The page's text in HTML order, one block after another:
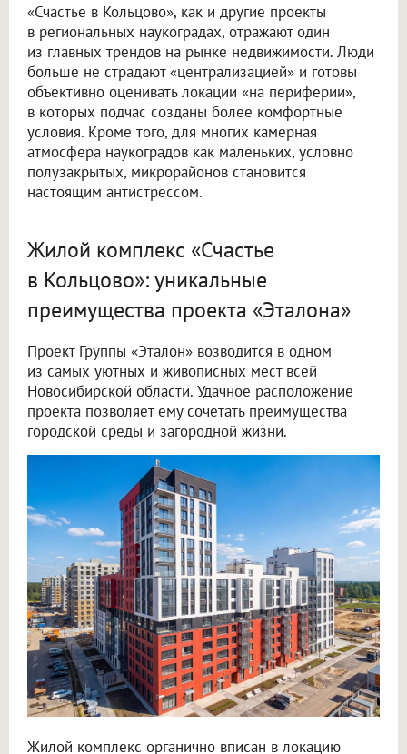
«Счастье в Кольцово», как и другие проекты
в региональных наукоградах, отражают один
из главных трендов на рынке недвижимости. Люди
больше не страдают «централизацией» и готовы
объективно оценивать локации «на периферии»,
в которых подчас созданы более комфортные
условия. Кроме того, для многих камерная
атмосфера наукоградов как маленьких, условно
полузакрытых, микрорайонов становится
настоящим антистрессом.
Жилой комплекс «Счастье
в Кольцово»: уникальные
преимущества проекта «Эталона»
Проект Группы «Эталон» возводится в одном
из самых уютных и живописных мест всей
Новосибирской области. Удачное расположение
проекта позволяет ему сочетать преимущества
городской среды и загородной жизни.
Жилой комплекс органично вписан в локацию